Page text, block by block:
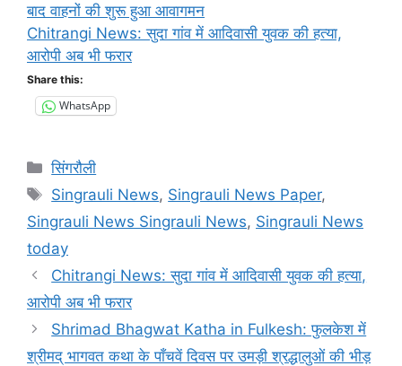
बाद वाहनों की शुरू हुआ आवागमन
Chitrangi News: सुदा गांव में आदिवासी युवक की हत्या,
आरोपी अब भी फरार
Share this:
WhatsApp
Categories
सिंगरौली
Tags
Singrauli News, Singrauli News Paper,
Singrauli News Singrauli News, Singrauli News
today
Chitrangi News: सुदा गांव में आदिवासी युवक की हत्या,
आरोपी अब भी फरार
Shrimad Bhagwat Katha in Fulkesh: फुलकेश में
श्रीमद् भागवत कथा के पाँचवें दिवस पर उमड़ी श्रद्धालुओं की भीड़